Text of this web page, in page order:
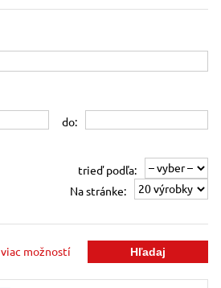
do:
trieď podľa:
Na stránke:
viac možností